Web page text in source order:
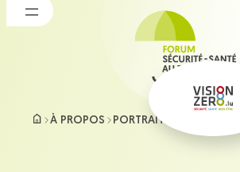
Aller
au
À PROPOS PORTRAIT DU FORUM